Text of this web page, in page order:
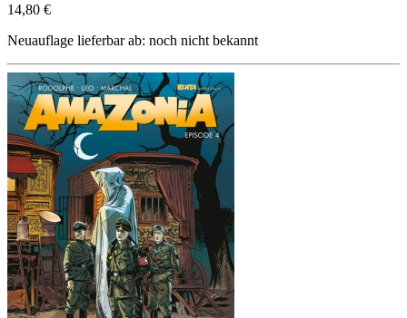
14,80 €
Neuauflage lieferbar ab: noch nicht bekannt